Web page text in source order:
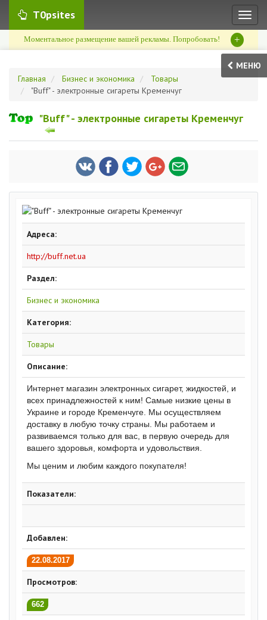
T0psites
Моментальное размещение вашей рекламы. Попробовать! +
МЕНЮ
Главная
Бизнес и экономика
Товары
"Buff" - электронные сигареты Кременчуг
"Buff" - электронные сигареты Кременчуг
Адреса:
http://buff.net.ua
Раздел:
Бизнес и экономика
Категория:
Товары
Описание:
Интернет магазин электронных сигарет, жидкостей, и
всех принадлежностей к ним! Самые низкие цены в
Украине и городе Кременчуге. Мы осуществляем
доставку в любую точку страны. Мы работаем и
развиваемся только для вас, в первую очередь для
вашего здоровья, комфорта и удовольствия.
Мы ценим и любим каждого покупателя!
Показатели:
Добавлен:
22.08.2017
Просмотров:
662